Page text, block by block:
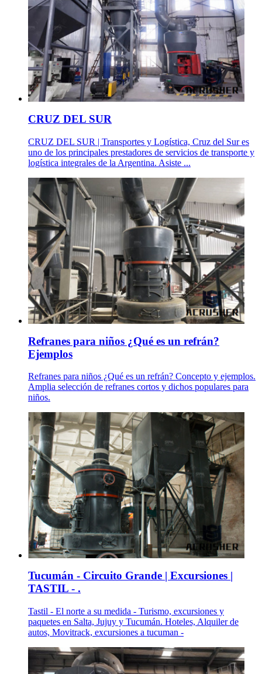
CRUZ DEL SUR
CRUZ DEL SUR | Transportes y Logística, Cruz del Sur es
uno de los principales prestadores de servicios de transporte y
logística integrales de la Argentina. Asiste ...
Refranes para niños ¿Qué es un refrán?
Ejemplos
Refranes para niños ¿Qué es un refrán? Concepto y ejemplos.
Amplia selección de refranes cortos y dichos populares para
niños.
Tucumán - Circuito Grande | Excursiones |
TASTIL - .
Tastil - El norte a su medida - Turismo, excursiones y
paquetes en Salta, Jujuy y Tucumán. Hoteles, Alquiler de
autos, Movitrack, excursiones a tucuman -